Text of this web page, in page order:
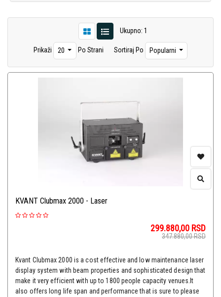
Ukupno: 1
Prikaži 20 Po Strani Sortiraj Po Popularni
KVANT Clubmax 2000 - Laser
299.880,00 RSD
347.880,00RSD
Kvant Clubmax 2000 is a cost effective and low maintenance laser
display system with beam properties and sophisticated design that
make it very efficient with up to 1800 people capacity venues.It
also offers long life span and performance that is sure to please